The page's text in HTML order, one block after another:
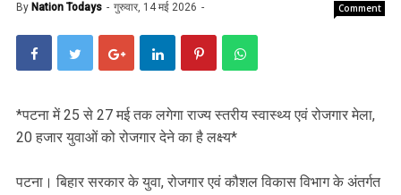
By Nation Todays गुरुवार, 14 मई 2026 Comment
*पटना में 25 से 27 मई तक लगेगा राज्य स्तरीय स्वास्थ्य एवं रोजगार मेला,
20 हजार युवाओं को रोजगार देने का है लक्ष्य*
पटना। बिहार सरकार के युवा, रोजगार एवं कौशल विकास विभाग के अंतर्गत